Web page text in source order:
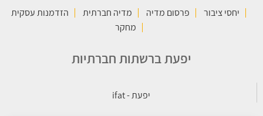
יחסי ציבור פרסום מדיה מדיה חברתית
הזדמנות עסקית
מחקר
יפעת ברשתות חברתיות